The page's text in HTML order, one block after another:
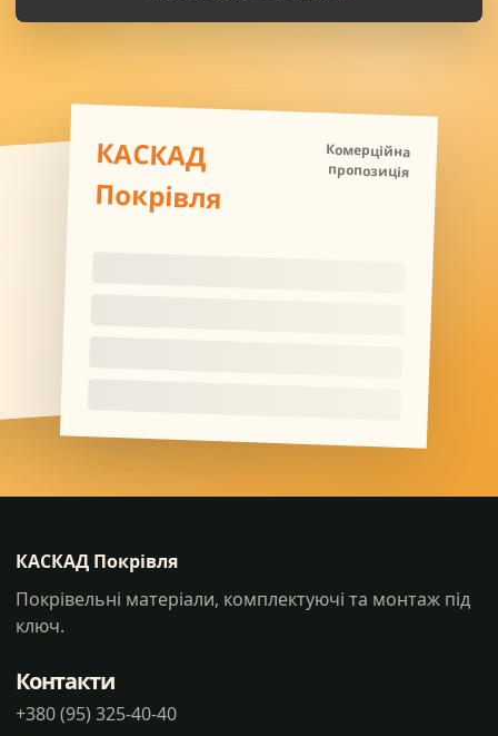
КАСКАД
Покрівля
Комерційна
пропозиція
КАСКАД Покрівля
Покрівельні матеріали, комплектуючі та монтаж під
ключ.
Контакти
+380 (95) 325-40-40